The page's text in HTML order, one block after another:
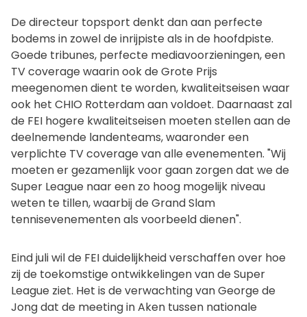
De directeur topsport denkt dan aan perfecte
bodems in zowel de inrijpiste als in de hoofdpiste.
Goede tribunes, perfecte mediavoorzieningen, een
TV coverage waarin ook de Grote Prijs
meegenomen dient te worden, kwaliteitseisen waar
ook het CHIO Rotterdam aan voldoet. Daarnaast zal
de FEI hogere kwaliteitseisen moeten stellen aan de
deelnemende landenteams, waaronder een
verplichte TV coverage van alle evenementen. "Wij
moeten er gezamenlijk voor gaan zorgen dat we de
Super League naar een zo hoog mogelijk niveau
weten te tillen, waarbij de Grand Slam
tennisevenementen als voorbeeld dienen".
Eind juli wil de FEI duidelijkheid verschaffen over hoe
zij de toekomstige ontwikkelingen van de Super
League ziet. Het is de verwachting van George de
Jong dat de meeting in Aken tussen nationale